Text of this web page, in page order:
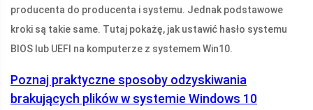
producenta do producenta i systemu. Jednak podstawowe
kroki są takie same. Tutaj pokażę, jak ustawić hasło systemu
BIOS lub UEFI na komputerze z systemem Win10.
Poznaj praktyczne sposoby odzyskiwania
brakujących plików w systemie Windows 10